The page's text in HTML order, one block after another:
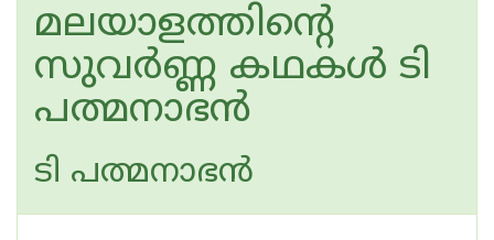
മലയാളത്തിന്റെ
സുവര്‍ണ്ണ കഥകള്‍ ടി
പത്മനാഭ‌ന്‍
ടി പത്മനാഭന്‍